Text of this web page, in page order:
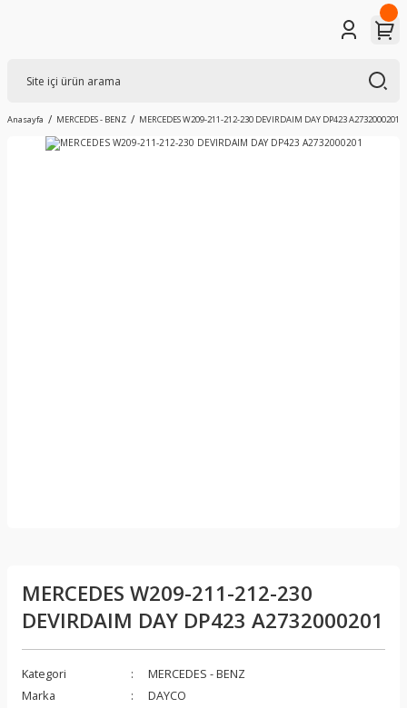
Anasayfa MERCEDES - BENZ MERCEDES W209-211-212-230 DEVIRDAIM DAY DP423 A2732000201
MERCEDES W209-211-212-230
DEVIRDAIM DAY DP423 A2732000201
Kategori
MERCEDES - BENZ
Marka
DAYCO